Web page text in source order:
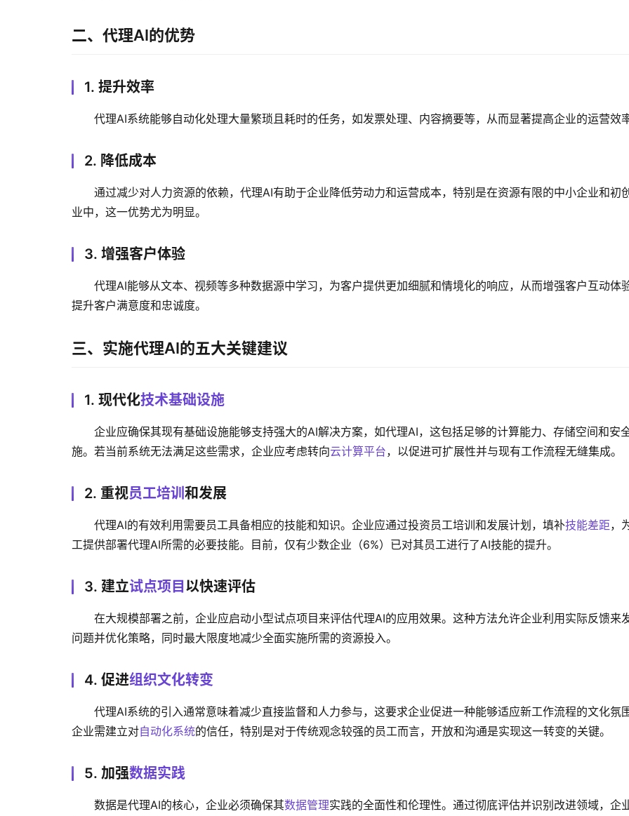
二、代理AI的优势
1. 提升效率
代理AI系统能够自动化处理大量繁琐且耗时的任务，如发票处理、内容摘要等，从而显著提高企业的运营效
2. 降低成本
通过减少对人力资源的依赖，代理AI有助于企业降低劳动力和运营成本，特别是在资源有限的中小企业和初
业中，这一优势尤为明显。
3. 增强客户体验
代理AI能够从文本、视频等多种数据源中学习，为客户提供更加细腻和情境化的响应，从而增强客户互动体
提升客户满意度和忠诚度。
三、实施代理AI的五大关键建议
1. 现代化技术基础设施
企业应确保其现有基础设施能够支持强大的AI解决方案，如代理AI，这包括足够的计算能力、存储空间和安
施。若当前系统无法满足这些需求，企业应考虑转向云计算平台，以促进可扩展性并与现有工作流程无缝集成。
2. 重视员工培训 和发展
代理AI的有效利用需要员工具备相应的技能和知识。企业应通过投资员工培训和发展计划，填补技能差距，
工提供部署代理AI所需的必要技能。目前，仅有少数企业（6%）已对其员工进行了AI技能的提升。
3. 建立试点项目 以快速评估
在大规模部署之前，企业应启动小型试点项目来评估代理AI的应用效果。这种方法允许企业利用实际反馈来
问题并优化策略，同时最大限度地减少全面实施所需的资源投入。
4. 促进组织文化转变
代理AI系统的引入通常意味着减少直接监督和人力参与，这要求企业促进一种能够适应新工作流程的文化氛
企业需建立对自动化系统的信任，特别是对于传统观念较强的员工而言，开放和沟通是实现这一转变的关键。
5. 加强数据实践
数据是代理AI的核心，企业必须确保其数据管理实践的全面性和伦理性。通过彻底评估并识别改进领域，企